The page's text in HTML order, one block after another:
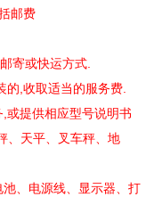
邮费
寄或快运方式.
的,收取适当的服务费.
或提供相应型号说明书
、天平、叉车秤、地
、电源线、显示器、打